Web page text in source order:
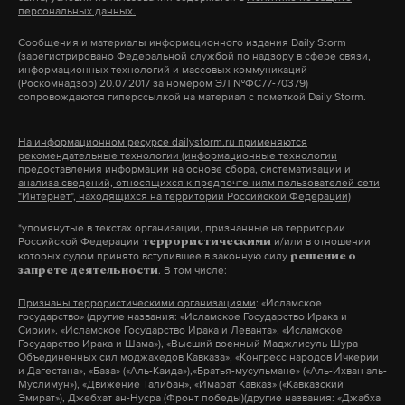
в таком формате.
#москва #голосование #тестирование
по информационной политике Олег Крючков
уточнил, что поставки топлива в Крым идут
разными маршрутами, поэтому проблемы
#всу #атака #порт
персональных данных.
Сообщения и материалы информационного издания Daily Storm
(зарегистрировано Федеральной службой по надзору в сфере связи,
информационных технологий и массовых коммуникаций
(Роскомнадзор) 20.07.2017 за номером ЭЛ №ФС77-70379)
сопровождаются гиперссылкой на материал с пометкой Daily Storm.
На информационном ресурсе dailystorm.ru применяются
рекомендательные технологии (информационные технологии
предоставления информации на основе сбора, систематизации и
анализа сведений, относящихся к предпочтениям пользователей сети
"Интернет", находящихся на территории Российской Федерации)
*упомянутые в текстах организации, признанные на территории
Российской Федерации террористическими и/или в отношении
которых судом принято вступившее в законную силу решение о
запрете деятельности. В том числе:
Признаны террористическими организациями: «Исламское
государство» (другие названия: «Исламское Государство Ирака и
Сирии», «Исламское Государство Ирака и Леванта», «Исламское
Государство Ирака и Шама»), «Высший военный Маджлисуль Шура
Объединенных сил моджахедов Кавказа», «Конгресс народов Ичкерии
и Дагестана», «База» («Аль-Каида»),«Братья-мусульмане» («Аль-Ихван аль-
Муслимун»), «Движение Талибан», «Имарат Кавказ» («Кавказский
Эмират»), Джебхат ан-Нусра (Фронт победы)(другие названия: «Джабха